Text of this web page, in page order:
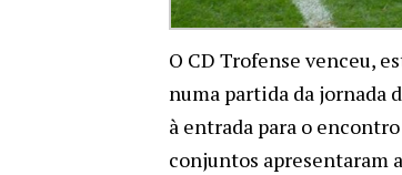
O CD Trofense venceu,
numa partida da jornada
à entrada para o
conjuntos apresentaram